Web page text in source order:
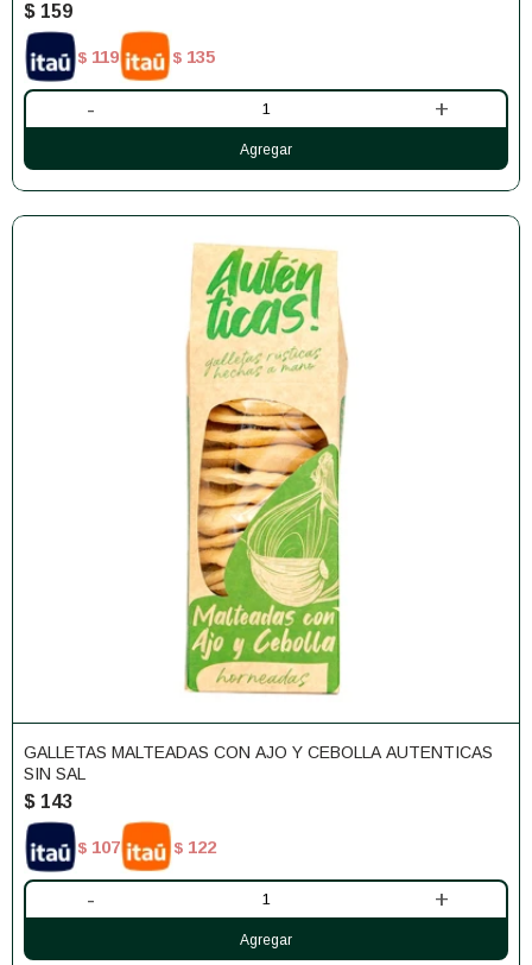
$ 159
$ 119 $ 135
- +
GALLETAS MALTEADAS CON AJO Y CEBOLLA AUTENTICAS
SIN SAL
$ 143
$ 107 $ 122
- +